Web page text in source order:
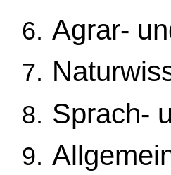
Agrar-
Sprach-